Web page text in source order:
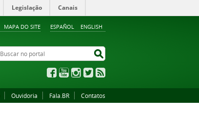
ESPAÑOL ENGLISH
MAPA DO SITE
Legislação Canais
Buscar no portal
FacebookYouTubeInstagram
Twitter
Ouvidoria Fala.BR Contatos